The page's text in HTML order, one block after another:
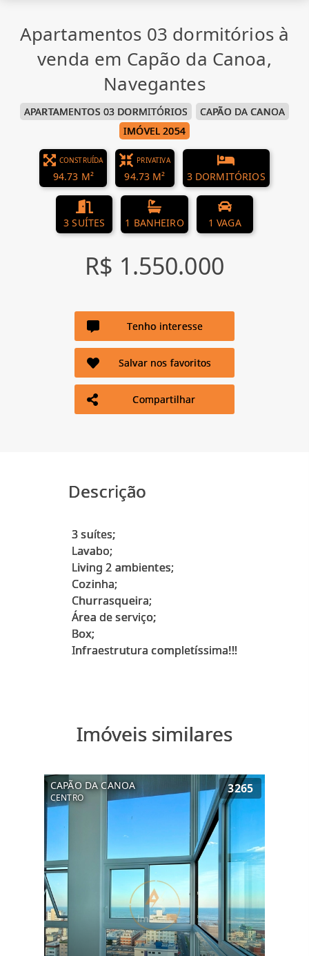
Apartamentos 03 dormitórios à
venda em Capão da Canoa,
Navegantes
APARTAMENTOS 03 DORMITÓRIOS
CAPÃO DA CANOA
IMÓVEL 2054
CONSTRUÍDA
94.73 M²
PRIVATIVA
94.73 M² 3 DORMITÓRIOS
3 SUÍTES 1 BANHEIRO 1 VAGA
R$ 1.550.000
Tenho interesse
Salvar nos favoritos
Compartilhar
Descrição
3 suítes;
Lavabo;
Living 2 ambientes;
Cozinha;
Churrasqueira;
Área de serviço;
Box;
Infraestrutura completíssima!!!
Imóveis similares
CAPÃO DA CANOA
CENTRO
3265